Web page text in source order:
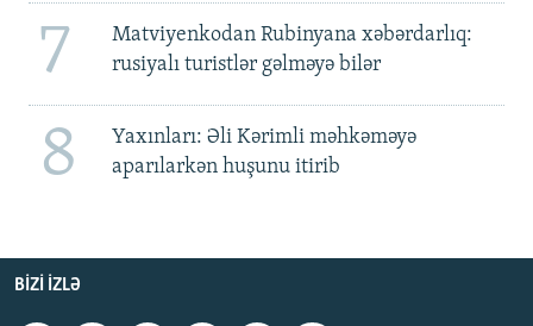
7
Matviyenkodan Rubinyana xəbərdarlıq:
rusiyalı turistlər gəlməyə bilər
8
Yaxınları: Əli Kərimli məhkəməyə
aparılarkən huşunu itirib
BIZI IZLƏ